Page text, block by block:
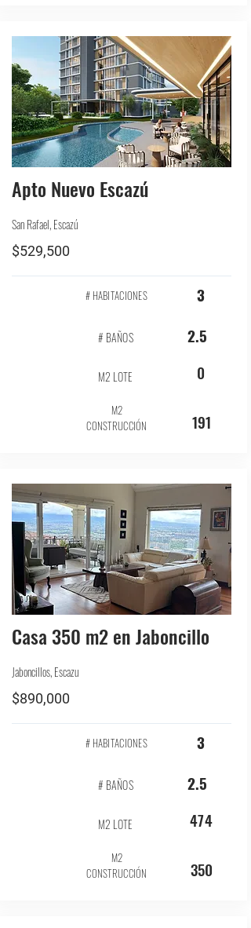
Apto Nuevo Escazú
San Rafael, Escazú
$529,500
# HABITACIONES 3
# BAÑOS 2.5
M2 LOTE 0
M2
CONSTRUCCIÓN
191
Casa 350 m2 en Jaboncillo
Jaboncillos, Escazu
$890,000
# HABITACIONES 3
# BAÑOS 2.5
M2 LOTE 474
M2
CONSTRUCCIÓN
350